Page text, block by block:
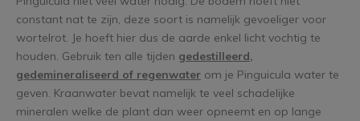
constant nat te zijn, deze soort is namelijk gevoeliger voor
wortelrot. Je hoeft hier dus de aarde enkel licht vochtig te
houden. Gebruik ten alle tijden gedestilleerd,
gedemineraliseerd of regenwater om je Pinguicula water te
geven. Kraanwater bevat namelijk te veel schadelijke
mineralen welke de plant dan weer opneemt en op lange